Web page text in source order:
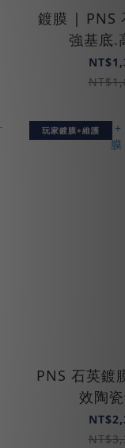
鍍膜 | PNS
強基底.
玩家鍍膜+維護
PNS 石英鍍
效陶